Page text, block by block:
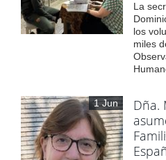
La
los
miles
1 Jun
Dña.